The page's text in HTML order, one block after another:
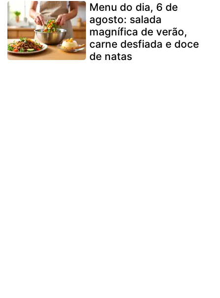
Menu do dia, 6 de
agosto: salada
magnífica de verão,
carne desfiada e doce
de natas